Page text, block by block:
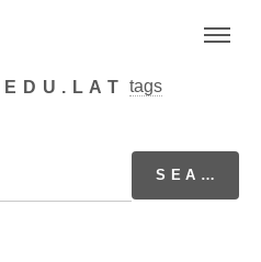
tags